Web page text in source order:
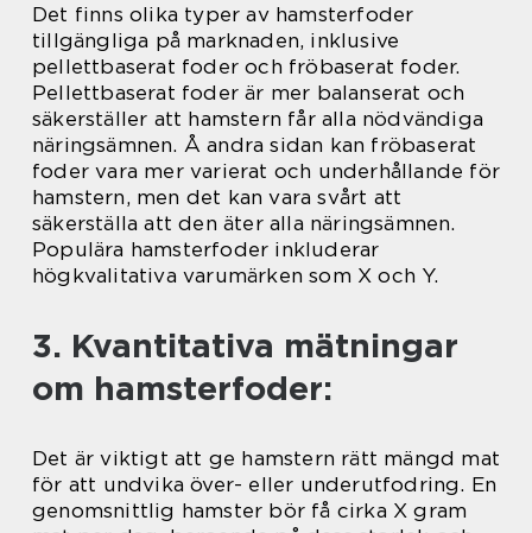
Det finns olika typer av hamsterfoder
tillgängliga på marknaden, inklusive
pellettbaserat foder och fröbaserat foder.
Pellettbaserat foder är mer balanserat och
säkerställer att hamstern får alla nödvändiga
näringsämnen. Å andra sidan kan fröbaserat
foder vara mer varierat och underhållande för
hamstern, men det kan vara svårt att
säkerställa att den äter alla näringsämnen.
Populära hamsterfoder inkluderar
högkvalitativa varumärken som X och Y.
3. Kvantitativa mätningar
om hamsterfoder:
Det är viktigt att ge hamstern rätt mängd mat
för att undvika över- eller underutfodring. En
genomsnittlig hamster bör få cirka X gram